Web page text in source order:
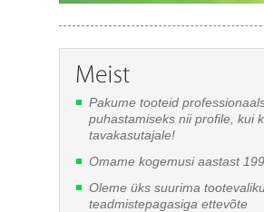
Pakume tooteid
puhastamiseks nii profile, kui
tavakasutajale!
Omame kogemusi aastast
Oleme üks suurima
teadmistepagasiga ettevõte